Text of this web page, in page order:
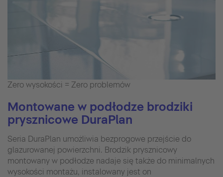
Zero wysokości = Zero problemów
Montowane w podłodze brodziki
prysznicowe DuraPlan
Seria DuraPlan umożliwia bezprogowe przejście do
glazurowanej powierzchni. Brodzik prysznicowy
montowany w podłodze nadaje się także do minimalnych
wysokości montażu, instalowany jest on